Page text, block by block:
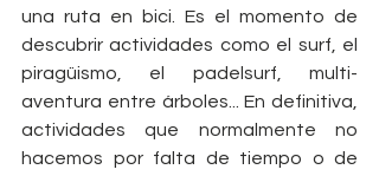
una ruta en bici. Es el momento de
descubrir actividades como el surf, el
piragüismo, el padelsurf, multi-
aventura entre árboles... En definitiva,
actividades que normalmente no
hacemos por falta de tiempo o de